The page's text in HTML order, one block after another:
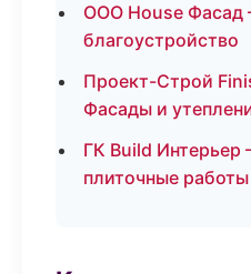
ООО House
благоустройство
Проект-Строй
Фасады и
ГК Build
плиточные работы